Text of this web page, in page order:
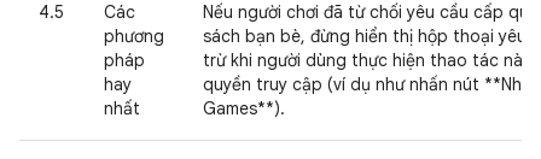
4.5
Các
phương
pháp
hay
nhất
Nếu người chơi đã từ chối yêu cầu cấp
sách bạn bè, đừng hiển thị hộp thoại yêu
trừ khi người dùng thực hiện thao tác nào
quyền truy cập (ví dụ như nhấn nút
Games**).